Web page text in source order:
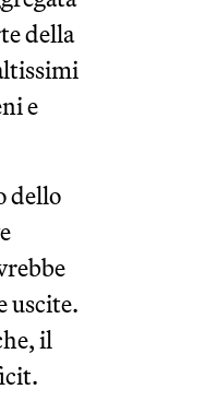
della
e
dello
uscite.
il